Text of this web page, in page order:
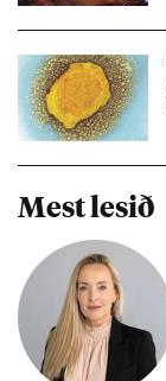
Mest lesið